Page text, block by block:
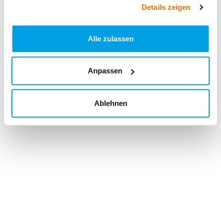
Details zeigen
Alle zulassen
Anpassen
Ablehnen